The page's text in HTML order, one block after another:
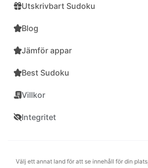
Utskrivbart Sudoku
Blog
Jämför appar
Best Sudoku
Villkor
Integritet
Välj ett annat land för att se innehåll för din plats